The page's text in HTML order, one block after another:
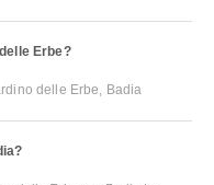
Erbe?
delle Erbe, Badia